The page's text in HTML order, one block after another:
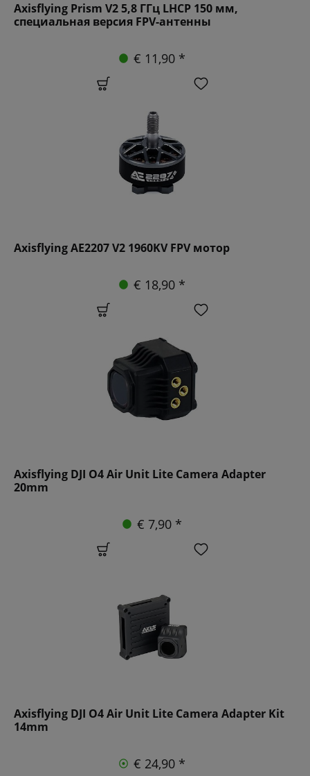
Axisflying Prism V2 5,8 ГГц LHCP 150 мм,
специальная версия FPV-антенны
€ 11,90 *
Axisflying AE2207 V2 1960KV FPV мотор
€ 18,90 *
Axisflying DJI O4 Air Unit Lite Camera Adapter
20mm
€ 7,90 *
Axisflying DJI O4 Air Unit Lite Camera Adapter Kit
14mm
€ 24,90 *